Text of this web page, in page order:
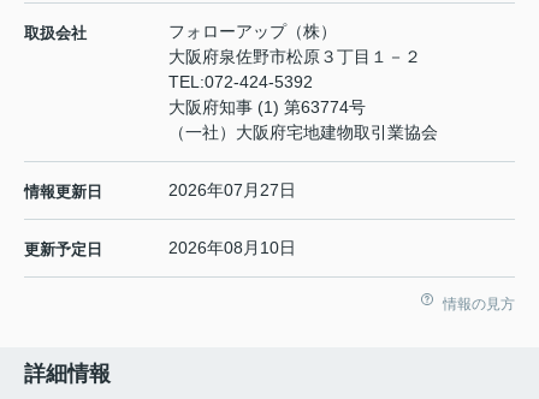
取扱会社
フォローアップ（株）
大阪府泉佐野市松原３丁目１－２
TEL:072-424-5392
大阪府知事 (1) 第63774号
（一社）大阪府宅地建物取引業協会
情報更新日 2026年07月27日
更新予定日 2026年08月10日
情報の見方
詳細情報